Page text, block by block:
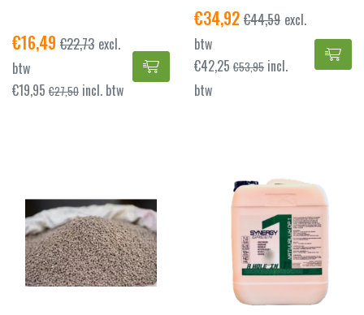
€16,49 €22,73 excl.
btw
€19,95 €27,50 incl. btw
Grasjan Wetting Agent - tegen
€34,92 €44,59 excl.
btw
€42,25 €53,95 incl.
btw